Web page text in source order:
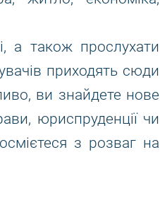
а також прослухати
приходять сюди
ви знайдете нове
юриспруденції чи
з розваг на